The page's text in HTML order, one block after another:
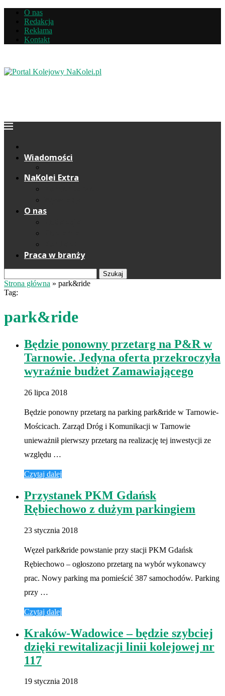
O nas
Redakcja
Reklama
Kontakt
Wiadomości
NaKolei Extra
O nas
Praca w branży
Szukaj
Strona główna » park&ride
Tag:
park&ride
Będzie ponowny przetarg na P&R w
Tarnowie. Jedyna oferta przekroczyła
wyraźnie budżet Zamawiającego
26 lipca 2018
Będzie ponowny przetarg na parking park&ride w Tarnowie-
Mościcach. Zarząd Dróg i Komunikacji w Tarnowie
unieważnił pierwszy przetarg na realizację tej inwestycji ze
względu …
Czytaj dalej
Przystanek PKM Gdańsk
Rębiechowo z dużym parkingiem
23 stycznia 2018
Węzeł park&ride powstanie przy stacji PKM Gdańsk
Rębiechowo – ogłoszono przetarg na wybór wykonawcy
prac. Nowy parking ma pomieścić 387 samochodów. Parking
przy …
Czytaj dalej
Kraków-Wadowice – będzie szybciej
dzięki rewitalizacji linii kolejowej nr
117
19 stycznia 2018